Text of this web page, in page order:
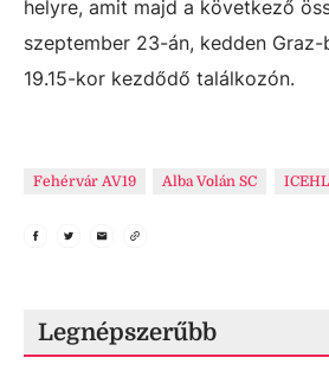
helyre, amit majd a következő
szeptember 23-án, kedden
19.15-kor kezdődő találkozón.
Fehérvár AV19 Alba Volán SC ICEHL
Legnépszerűbb